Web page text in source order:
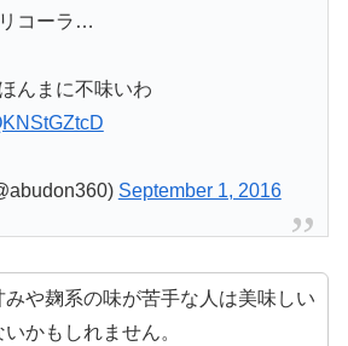
コーラ…
んまに不味いわ
September 1, 2016
みや麹系の味が苦手な人は美味しい
かもしれません。